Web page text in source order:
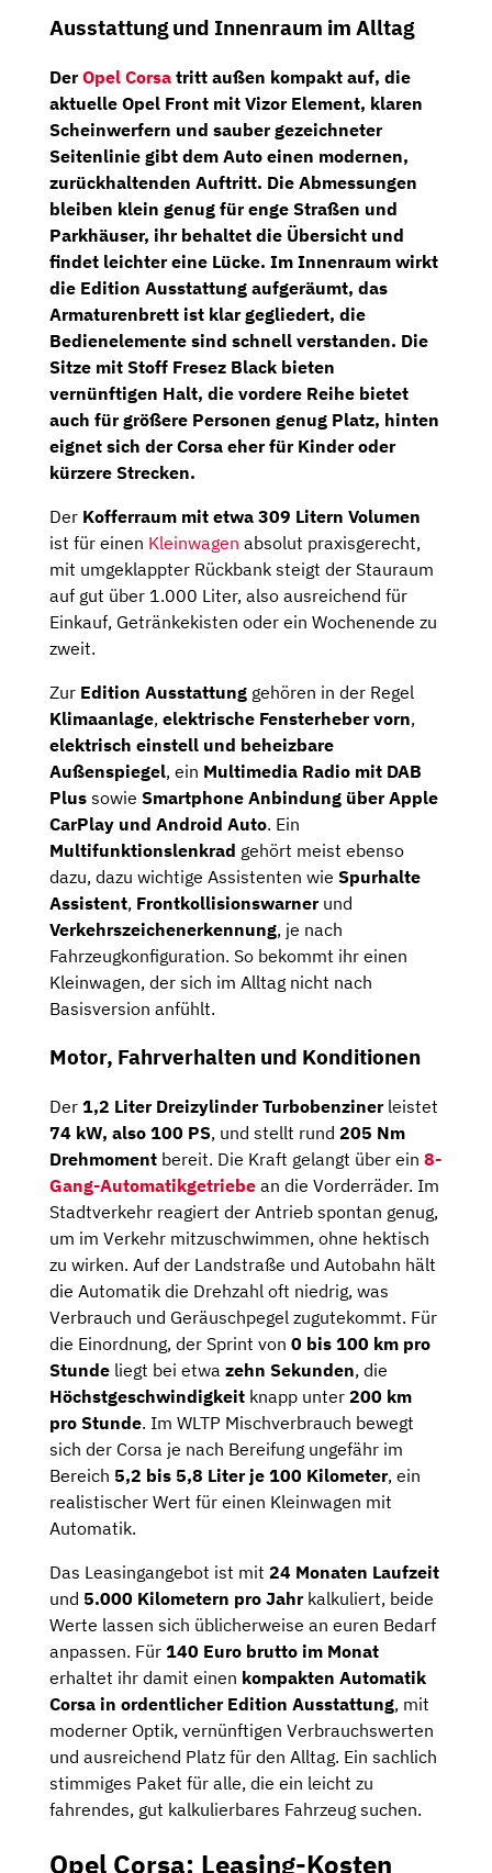
Ausstattung und Innenraum im Alltag
DerOpel Corsa tritt außen kompakt auf, die
aktuelle Opel Front mit Vizor Element, klaren
Scheinwerfern und sauber gezeichneter
Seitenlinie gibt dem Auto einen modernen,
zurückhaltenden Auftritt. Die Abmessungen
bleiben klein genug für enge Straßen und
Parkhäuser, ihr behaltet die Übersicht und
findet leichter eine Lücke. Im Innenraum wirkt
die Edition Ausstattung aufgeräumt, das
Armaturenbrett ist klar gegliedert, die
Bedienelemente sind schnell verstanden. Die
Sitze mit Stoff Fresez Black bieten
vernünftigen Halt, die vordere Reihe bietet
auch für größere Personen genug Platz, hinten
eignet sich der Corsa eher für Kinder oder
kürzere Strecken.
Der Kofferraum mit etwa 309 Litern Volumen
ist für einen Kleinwagen absolut praxisgerecht,
mit umgeklappter Rückbank steigt der Stauraum
auf gut über 1.000 Liter, also ausreichend für
Einkauf, Getränkekisten oder ein Wochenende zu
zweit.
Zur Edition Ausstattung gehören in der Regel
Klimaanlage, elektrische Fensterheber vorn,
elektrisch einstell und beheizbare
Außenspiegel, ein Multimedia Radio mit DAB
Plus sowie Smartphone Anbindung über Apple
CarPlay und Android Auto. Ein
Multifunktionslenkrad gehört meist ebenso
dazu, dazu wichtige Assistenten wie Spurhalte
Assistent, Frontkollisionswarnerund
Verkehrszeichenerkennung, je nach
Fahrzeugkonfiguration. So bekommt ihr einen
Kleinwagen, der sich im Alltag nicht nach
Basisversion anfühlt.
Motor, Fahrverhalten und Konditionen
Der 1,2 Liter Dreizylinder Turbobenzinerleistet
74 kW, also 100 PS, und stellt rund 205 Nm
Drehmoment bereit. Die Kraft gelangt über ein 8-
Gang-Automatikgetriebe an die Vorderräder. Im
Stadtverkehr reagiert der Antrieb spontan genug,
um im Verkehr mitzuschwimmen, ohne hektisch
zu wirken. Auf der Landstraße und Autobahn hält
die Automatik die Drehzahl oft niedrig, was
Verbrauch und Geräuschpegel zugutekommt. Für
die Einordnung, der Sprint von 0 bis 100 km pro
Stunde liegt bei etwa zehn Sekunden, die
Höchstgeschwindigkeit knapp unter 200 km
pro Stunde. Im WLTP Mischverbrauch bewegt
sich der Corsa je nach Bereifung ungefähr im
Bereich 5,2 bis 5,8 Liter je 100 Kilometer, ein
realistischer Wert für einen Kleinwagen mit
Automatik.
Das Leasingangebot ist mit 24 Monaten Laufzeit
und 5.000 Kilometern pro Jahrkalkuliert, beide
Werte lassen sich üblicherweise an euren Bedarf
anpassen. Für 140 Euro brutto im Monat
erhaltet ihr damit einen kompakten Automatik
Corsa in ordentlicher Edition Ausstattung, mit
moderner Optik, vernünftigen Verbrauchswerten
und ausreichend Platz für den Alltag. Ein sachlich
stimmiges Paket für alle, die ein leicht zu
fahrendes, gut kalkulierbares Fahrzeug suchen.
Opel Corsa: Leasing-Kosten